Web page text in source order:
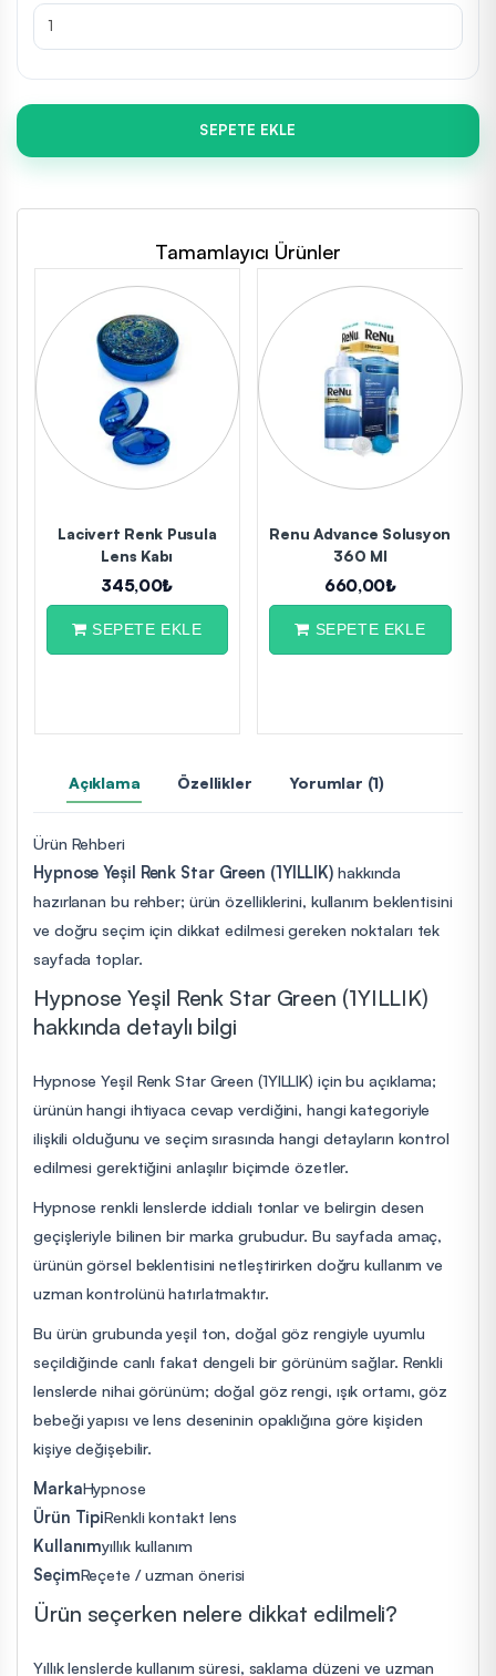
SEPETE EKLE
Tamamlayıcı Ürünler
Lacivert Renk Pusula
Lens Kabı
345,00₺
SEPETE EKLE
Renu Advance Solusyon
360 Ml
660,00₺
SEPETE EKLE
Açıklama Özellikler Yorumlar (1)
Ürün Rehberi
Hypnose Yeşil Renk Star Green (1YILLIK) hakkında
hazırlanan bu rehber; ürün özelliklerini, kullanım beklentisini
ve doğru seçim için dikkat edilmesi gereken noktaları tek
sayfada toplar.
Hypnose Yeşil Renk Star Green (1YILLIK)
hakkında detaylı bilgi
Hypnose Yeşil Renk Star Green (1YILLIK) için bu açıklama;
ürünün hangi ihtiyaca cevap verdiğini, hangi kategoriyle
ilişkili olduğunu ve seçim sırasında hangi detayların kontrol
edilmesi gerektiğini anlaşılır biçimde özetler.
Hypnose renkli lenslerde iddialı tonlar ve belirgin desen
geçişleriyle bilinen bir marka grubudur. Bu sayfada amaç,
ürünün görsel beklentisini netleştirirken doğru kullanım ve
uzman kontrolünü hatırlatmaktır.
Bu ürün grubunda yeşil ton, doğal göz rengiyle uyumlu
seçildiğinde canlı fakat dengeli bir görünüm sağlar. Renkli
lenslerde nihai görünüm; doğal göz rengi, ışık ortamı, göz
bebeği yapısı ve lens deseninin opaklığına göre kişiden
kişiye değişebilir.
MarkaHypnose
Ürün TipiRenkli kontakt lens
Kullanımyıllık kullanım
SeçimReçete / uzman önerisi
Ürün seçerken nelere dikkat edilmeli?
Yıllık lenslerde kullanım süresi, saklama düzeni ve uzman